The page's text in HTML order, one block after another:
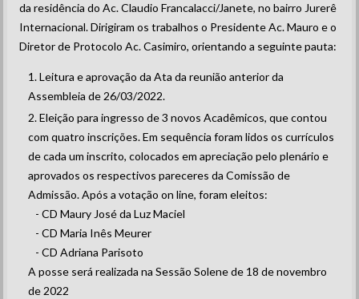
da residência do Ac. Claudio Francalacci/Janete, no bairro Jurerê
Internacional. Dirigiram os trabalhos o Presidente Ac. Mauro e o
Diretor de Protocolo Ac. Casimiro, orientando a seguinte pauta:
Leitura e aprovação da Ata da reunião anterior da
Assembleia de 26/03/2022.
Eleição para ingresso de 3 novos Acadêmicos, que contou
com quatro inscrições. Em sequência foram lidos os currículos
de cada um inscrito, colocados em apreciação pelo plenário e
aprovados os respectivos pareceres da Comissão de
Admissão. Após a votação on line, foram eleitos:
- CD Maury José da Luz Maciel
- CD Maria Inês Meurer
- CD Adriana Parisoto
A posse será realizada na Sessão Solene de 18 de novembro
de 2022